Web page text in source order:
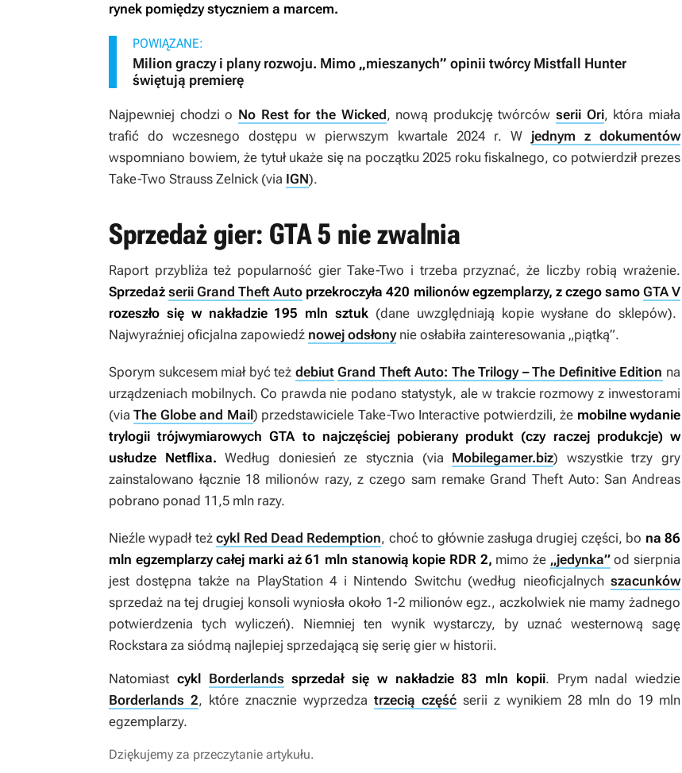
rynek pomiędzy styczniem a marcem.
POWIĄZANE:
Milion graczy i plany rozwoju. Mimo „mieszanych” opinii twórcy Mistfall Hunter
świętują premierę
Najpewniej chodzi o No Rest for the Wicked, nową produkcję twórcówserii Ori, która miała
trafić do wczesnego dostępu w pierwszym kwartale 2024 r. W jednym z dokumentów
wspomniano bowiem, że tytuł ukaże się na początku 2025 roku fiskalnego, co potwierdził prezes
Take-Two Strauss Zelnick (via IGN).
Sprzedaż gier: GTA 5 nie zwalnia
Raport przybliża też popularność gier Take-Two i trzeba przyznać, że liczby robią wrażenie.
Sprzedażserii Grand Theft Auto przekroczyła 420 milionów egzemplarzy, z czego samo GTA V
rozeszło się w nakładzie 195 mln sztuk (dane uwzględniają kopie wysłane do sklepów).
Najwyraźniej oficjalna zapowiedź nowej odsłonynie osłabiła zainteresowania „piątką”.
Sporym sukcesem miał być też debiut Grand Theft Auto: The Trilogy – The Definitive Edition na
urządzeniach mobilnych. Co prawda nie podano statystyk, ale w trakcie rozmowy z inwestorami
(viaThe Globe and Mail) przedstawiciele Take-Two Interactive potwierdzili, że mobilne wydanie
trylogii trójwymiarowychGTA to najczęściej pobierany produkt (czy raczej produkcje) w
usłudze Netflixa. Według doniesień ze stycznia (via Mobilegamer.biz) wszystkie trzy gry
zainstalowano łącznie 18 milionów razy, z czego sam remake Grand Theft Auto: San Andreas
pobrano ponad 11,5 mln razy.
Nieźle wypadł teżcykl Red Dead Redemption, choć to głównie zasługa drugiej części, bo na 86
mln egzemplarzy całej marki aż 61 mln stanowią kopie RDR 2, mimo że „jedynka”od sierpnia
jest dostępna także na PlayStation 4 i Nintendo Switchu (według nieoficjalnych szacunków
sprzedaż na tej drugiej konsoli wyniosła około 1-2 milionów egz., aczkolwiek nie mamy żadnego
potwierdzenia tych wyliczeń). Niemniej ten wynik wystarczy, by uznać westernową sagę
Rockstara za siódmą najlepiej sprzedającą się serię gier w historii.
Natomiast cykl Borderlands sprzedał się w nakładzie 83 mln kopii. Prym nadal wiedzie
Borderlands 2, które znacznie wyprzedza trzecią część serii z wynikiem 28 mln do 19 mln
egzemplarzy.
Dziękujemy za przeczytanie artykułu.